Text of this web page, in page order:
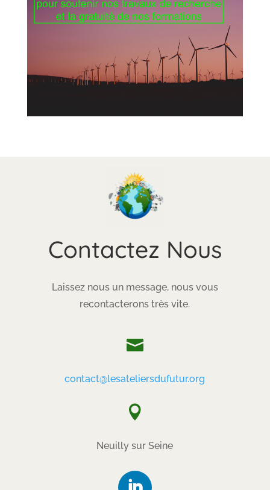
Contactez Nous
Laissez nous un message, nous vous
recontacterons très vite.

contact@lesateliersdufutur.org

Neuilly sur Seine